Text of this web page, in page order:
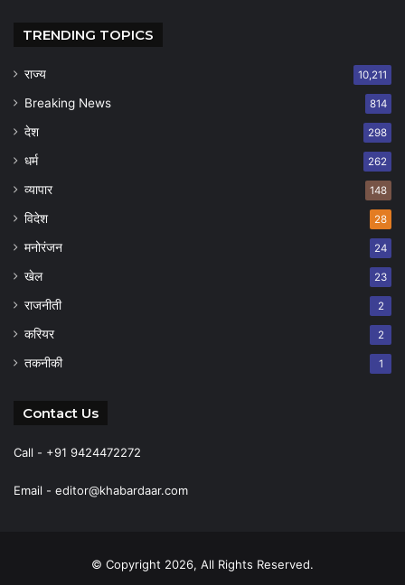
TRENDING TOPICS
राज्य 10,211
Breaking News 814
देश 298
धर्म 262
व्यापार 148
विदेश 28
मनोरंजन 24
खेल 23
राजनीती 2
करियर 2
तकनीकी 1
Contact Us
Call - +91 9424472272
Email - editor@khabardaar.com
© Copyright 2026, All Rights Reserved.